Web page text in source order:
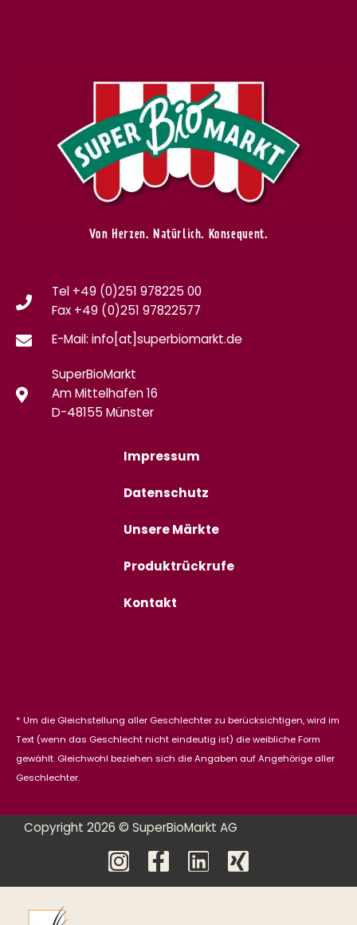
Von Herzen. Natürlich. Konsequent.
Tel +49 (0)251 978225 00
Fax +49 (0)251 97822577
E-Mail: info[at]superbiomarkt.de
SuperBioMarkt
Am Mittelhafen 16
D-48155 Münster
Impressum
Datenschutz
Unsere Märkte
Produktrückrufe
Kontakt
* Um die Gleichstellung aller Geschlechter zu berücksichtigen, wird im
Text (wenn das Geschlecht nicht eindeutig ist) die weibliche Form
gewählt. Gleichwohl beziehen sich die Angaben auf Angehörige aller
Geschlechter.
Copyright 2026 © SuperBioMarkt AG